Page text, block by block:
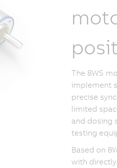
The 8WS
implement
precise
limited
and dosing
testing
Based on
with